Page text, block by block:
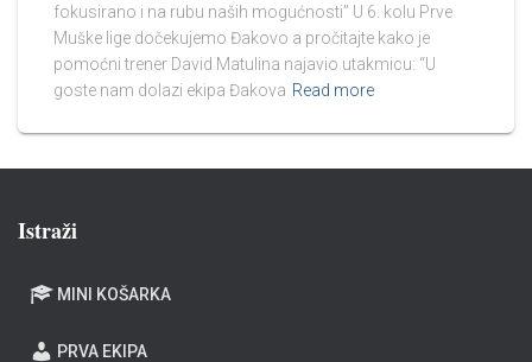
fokusirano i na rubu naših mogućnosti” U 6. kolu Prve
Muške lige dočekujemo Đakovo a pročitajte kako je
pomoćni trener David Matulina najavio utakmicu: “U
goste nam dolazi ekipa Đakova Read more
Istraži
MINI KOŠARKA
PRVA EKIPA